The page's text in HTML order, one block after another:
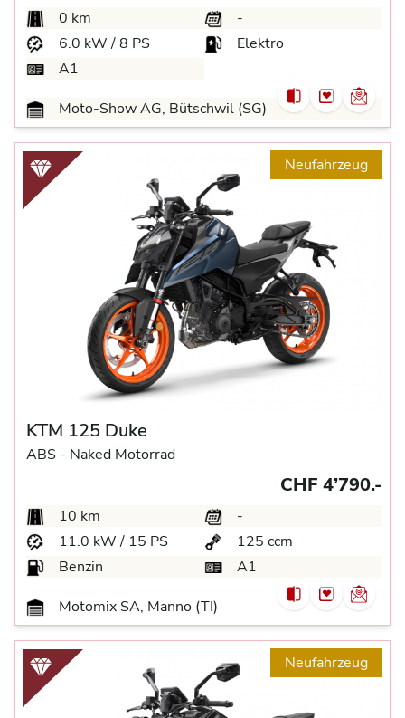
0 km
-
6.0 kW / 8 PS
Elektro
A1
Moto-Show AG, Bütschwil (SG)
Neufahrzeug
KTM 125 Duke
ABS - Naked Motorrad
CHF 4’790.-
10 km
-
11.0 kW / 15 PS
125 ccm
Benzin
A1
Motomix SA, Manno (TI)
Neufahrzeug